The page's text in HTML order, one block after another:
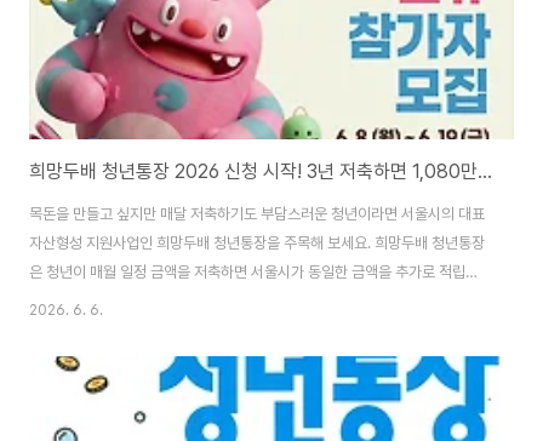
희망두배 청년통장 2026 신청 시작! 3년 저축하면 1,080만원 받는 서울시 청년지원사업 총정리
목돈을 만들고 싶지만 매달 저축하기도 부담스러운 청년이라면 서울시의 대표
자산형성 지원사업인 희망두배 청년통장을 주목해 보세요. 희망두배 청년통장
은 청년이 매월 일정 금액을 저축하면 서울시가 동일한 금액을 추가로 적립해
주는 제도입니다. 특히 2026년에는 총 1만 명을 선발하는 대규모 모집이 진행
청자격, 지원금액, 신청방법, 제출서류까지 한 번에 정리해 드리겠습니다. ☞
서울시 자산형성 지원사업 홈페이지 희망두배 청년통장이란?희망두배 청년통
장은 서울시가 일하는 청년들의 자산 형성을 지원하기 위해 운영하는 정책입니
2026. 6. 6.